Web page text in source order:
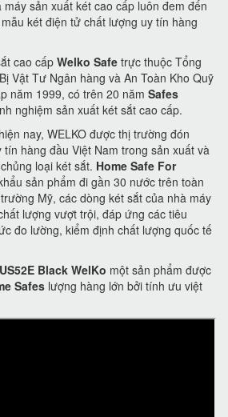
sản xuất két cao cấp luôn đem đến
két điện tử chất lượng uy tín hàng
cao cấp Welko Safe trực thuộc Tổng
Vật Tư Ngân hàng và An Toàn Kho Quỹ
năm 1999, có trên 20 năm Safes
nghiệm sản xuất két sắt cao cấp.
nay, WELKO được thị trường đón
hàng đầu Việt Nam trong sản xuất và
loại két sắt. Home Safe For
sản phẩm đi gần 30 nước trên toàn
Mỹ, các dòng két sắt của nhà máy
lượng vượt trội, đáp ứng các tiêu
đo lường, kiểm định chất lượng quốc tế
Black WelKo một sản phẩm được
Safes lượng hàng lớn bởi tính ưu việt